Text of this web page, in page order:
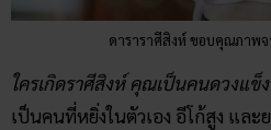
ดาราราศีสิงห์ ขอบคุณภาพจ
ใครเกิดราศีสิงห์ คุณเป็นคนดวงแข็
เป็นคนที่หยิ่งในตัวเอง อีโก้สูง แล